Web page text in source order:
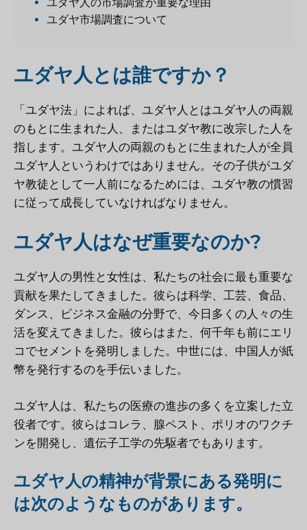
ユダヤ市場調査について
ユダヤ人とは誰ですか？
「ユダヤ法」によれば、ユダヤ人とはユダヤ人の両親
のもとに生まれた人、またはユダヤ教に改宗した人を
指します。ユダヤ人の両親のもとに生まれた人が全員
ユダヤ人というわけではありません。その子供がユダ
ヤ教徒として一人前になるためには、ユダヤ教の慣習
に従って成長していなければなりません。
ユダヤ人はなぜ重要なのか?
ユダヤ人の男性と女性は、私たちの社会に最も重要な
貢献を果たしてきました。彼らは科学、工芸、食品、
ダンス、ビジネス金融の分野で、今日多くの人々の生
活を変えてきました。彼らはまた、何千年も前にエリ
コでセメントを発明しました。中世には、中国人が紙
幣を発行するのを手伝いました。
ユダヤ人は、私たちの医療の進歩の多くを立案した立
役者です。彼らはコレラ、腺ペスト、ポリオのワクチ
ンを開発し、遺伝子工学の先駆者でもあります。
ユダヤ人の精神が背景にある発明に
は次のようなものがあります。